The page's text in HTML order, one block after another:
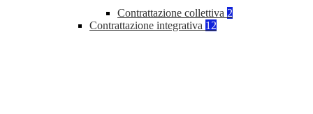
Contrattazione collettiva 2
Contrattazione integrativa 12